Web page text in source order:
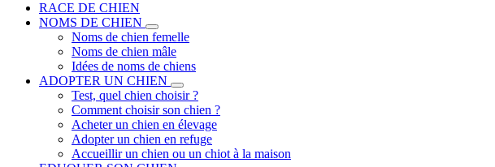
RACE DE CHIEN
NOMS DE CHIEN
Noms de chien femelle
Noms de chien mâle
Idées de noms de chiens
ADOPTER UN CHIEN
Test, quel chien choisir ?
Comment choisir son chien ?
Acheter un chien en élevage
Adopter un chien en refuge
Accueillir un chien ou un chiot à la maison